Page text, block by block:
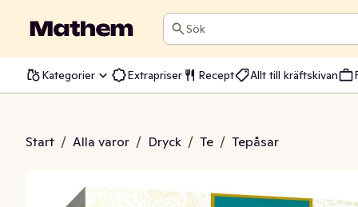
Sök
Kategorier Extrapriser Recept Allt till kräftskivan
Start / Alla varor / Dryck / Te / Tepåsar
Grey EKO